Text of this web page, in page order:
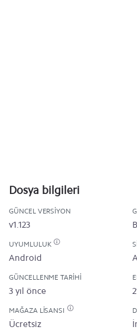
Dosya bilgileri
GÜNCEL VERSIYON
v1.123
UYUMLULUK
Android
GÜNCELLENME TARIHI
3 yıl önce
MAĞAZA LISANSI
Ücretsiz